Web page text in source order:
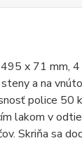
495 x 71 mm,
a na
police 50
lakom v
Skriňa sa